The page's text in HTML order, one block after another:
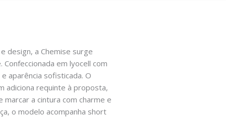
design, a Chemise surge
em lyocell com
aparência sofisticada. O
adiciona requinte à proposta,
a cintura com charme e
o modelo acompanha short